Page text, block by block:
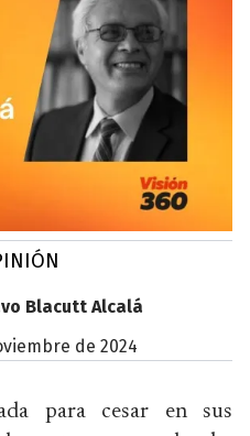
Blacutt Alcalá
de 2024
para cesar en sus